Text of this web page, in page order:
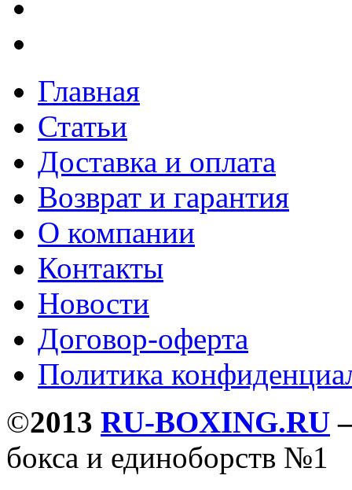
Главная
Статьи
Доставка и оплата
Возврат и гарантия
О компании
Контакты
Новости
Договор-оферта
Политика
©2013 RU-BOXING.RU
бокса и единоборств №1